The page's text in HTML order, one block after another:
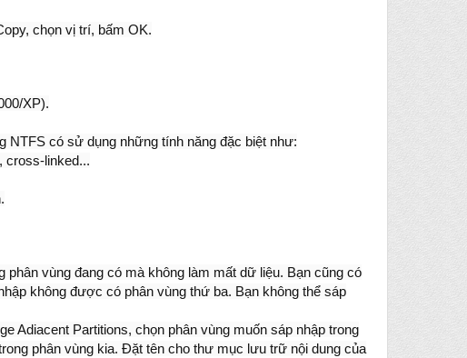
chọn vị trí, bấm OK.
XP).
NTFS có sử dụng những tính năng đặc biệt như:
cross-linked...
phân vùng đang có mà không làm mất dữ liệu. Bạn cũng có
không được có phân vùng thứ ba. Bạn không thể sáp
Adiacent Partitions, chọn phân vùng muốn sáp nhập trong
phân vùng kia. Ðặt tên cho thư mục lưu trữ nội dung của